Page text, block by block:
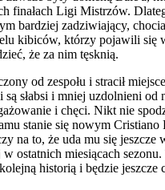
finałach Ligi Mistrzów.
bardziej zadziwiający,
kibiców, którzy pojawili się
że za nim tęsknią.
od zespołu i stracił
słabsi i mniej uzdolnieni od
i chęci. Nikt nie
stanie się nowym
na to, że uda mu się jeszcze
ostatnich miesiącach sezonu.
historią i będzie jeszcze